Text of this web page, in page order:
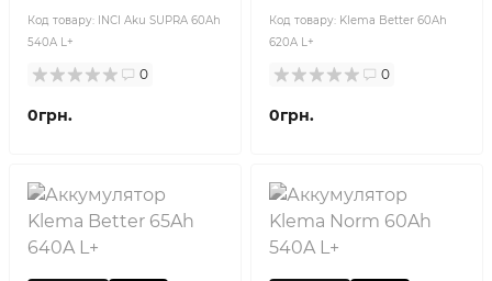
Код товару: INCI Aku SUPRA 60Ah
540A L+
0
0грн.
Код товару: Klema Better 60Ah
620A L+
0
0грн.